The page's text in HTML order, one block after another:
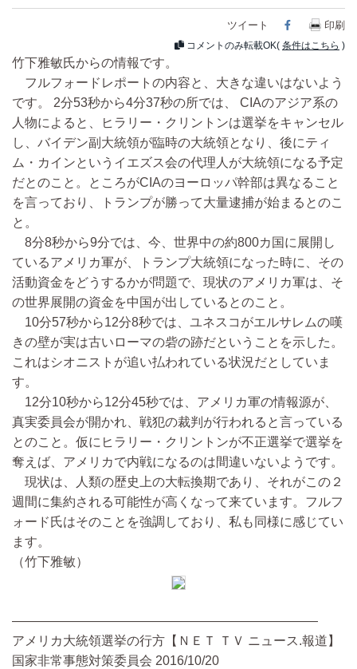
ツイート Facebook
印刷
コメントのみ転載OK( 条件はこちら )
竹下雅敏氏からの情報です。
フルフォードレポートの内容と、大きな違いはないよう
です。 2分53秒から4分37秒の所では、 CIAのアジア系の
人物によると、ヒラリー・クリントンは選挙をキャンセル
し、バイデン副大統領が臨時の大統領となり、後にティ
ム・カインというイエズス会の代理人が大統領になる予定
だとのこと。ところがCIAのヨーロッパ幹部は異なること
を言っており、トランプが勝って大量逮捕が始まるとのこ
と。
8分8秒から9分では、今、世界中の約800カ国に展開し
ているアメリカ軍が、トランプ大統領になった時に、その
活動資金をどうするかが問題で、現状のアメリカ軍は、そ
の世界展開の資金を中国が出しているとのこと。
10分57秒から12分8秒では、ユネスコがエルサレムの嘆
きの壁が実は古いローマの砦の跡だということを示した。
これはシオニストが追い払われている状況だとしていま
す。
12分10秒から12分45秒では、アメリカ軍の情報源が、
真実委員会が開かれ、戦犯の裁判が行われると言っている
とのこと。仮にヒラリー・クリントンが不正選挙で選挙を
奪えば、アメリカで内戦になるのは間違いないようです。
現状は、人類の歴史上の大転換期であり、それがこの２
週間に集約される可能性が高くなって来ています。フルフ
ォード氏はそのことを強調しており、私も同様に感じてい
ます。
（竹下雅敏）
――――――――――――――――――――――――
アメリカ大統領選挙の行方【ＮＥＴ ＴＶ ニュース.報道】
国家非常事態対策委員会 2016/10/20